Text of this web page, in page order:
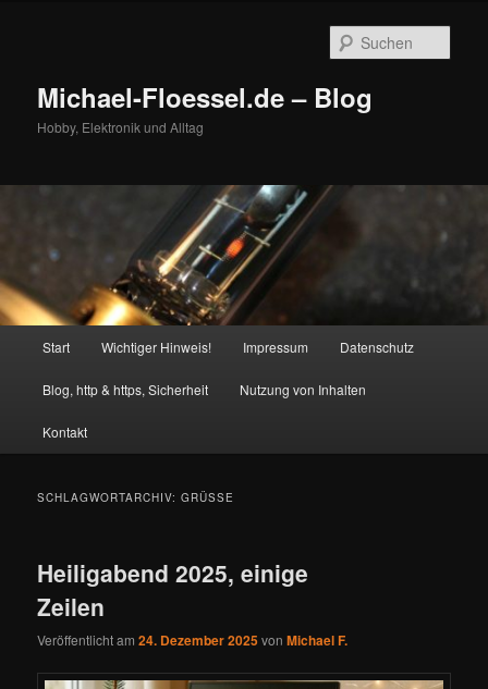
Michael-Floessel.de – Blog
Hobby, Elektronik und Alltag
Start Wichtiger Hinweis! Impressum Datenschutz
Blog, http & https, Sicherheit Nutzung von Inhalten
Kontakt
SCHLAGWORTARCHIV:GRÜSSE
Heiligabend 2025, einige
Zeilen
Veröffentlicht am24. Dezember 2025vonMichael F.